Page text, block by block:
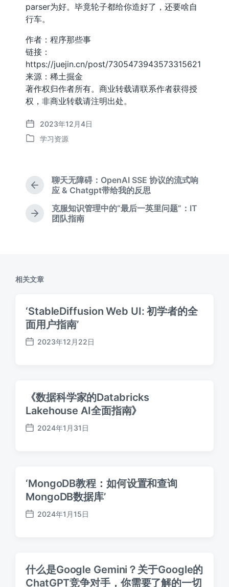
parser为好。毕竟轮子都给你造好了，还要啥自
行车。
作者：程序那些事
链接：
https://juejin.cn/post/7305473943573315621
来源：稀土掘金
著作权归作者所有。商业转载请联系作者获得授
权，非商业转载请注明出处。
发
布
2023年12月4日
发
学习资源
上
文
章
聊天无障碍：OpenAI SSE 协议的流式响
应 & Chatgpt带给我的反思
下
克服知识管理中的“最后一英里问题”：IT
团队指南
相关文章
‘StableDiffusion Web UI: 初学者的全
面用户指南’
发
2023年12月22日
《数据科学家的Databricks
Lakehouse AI全面指南》
发
2024年1月31日
‘MongoDB教程：如何设置和查询
MongoDB数据库’
发
2024年1月15日
什么是Google Gemini？关于Google的
ChatGPT竞争对手，你需要了解的一切